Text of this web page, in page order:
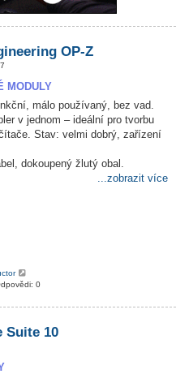
OP-Z
MODULY
málo používaný, bez vad.
v jednom – ideální pro tvorbu
Stav: velmi dobrý, zařízení
dokoupený žlutý obal.
...zobrazit více
0
Suite 10